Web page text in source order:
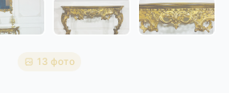
13 фото